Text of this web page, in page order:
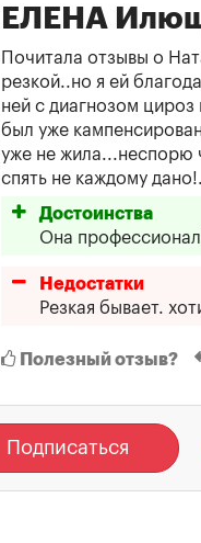
ЕЛЕНА
Почитала отзывы о
резкой..но я ей
ней с диагнозом цироз
был уже
уже не жила...неспорю
спять не каждому дано!.
Достоинства
Она
Недостатки
Резкая бывает.
Полезный отзыв?
Подписаться